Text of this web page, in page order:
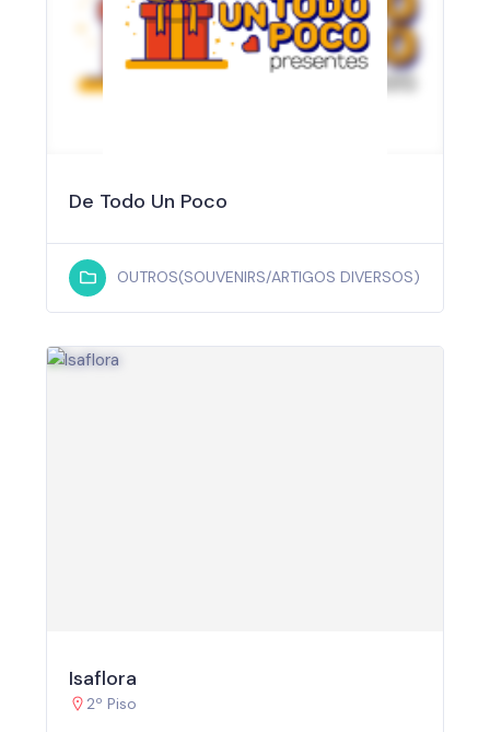
De Todo Un Poco
OUTROS(SOUVENIRS/ARTIGOS DIVERSOS)
Isaflora
2º Piso